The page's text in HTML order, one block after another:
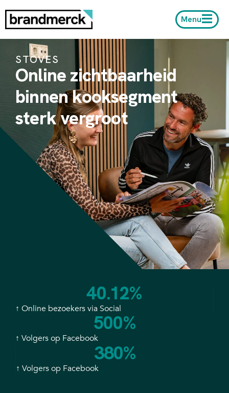
Menu
STOVES
Online zichtbaarheid
binnen kooksegment
sterk vergroot
40.12%
↑ Online bezoekers via Social
500%
↑ Volgers op Facebook
380%
↑ Volgers op Facebook